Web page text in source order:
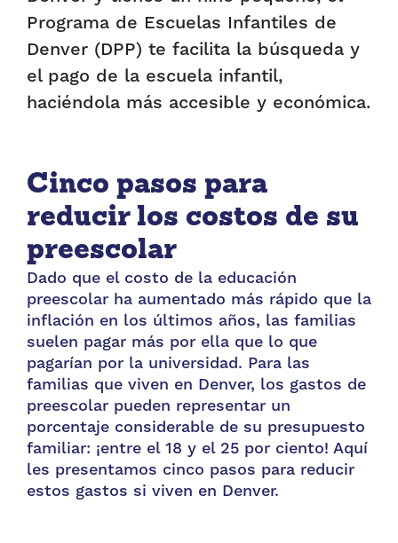
Programa de Escuelas Infantiles de
Denver (DPP) te facilita la búsqueda y
el pago de la escuela infantil,
haciéndola más accesible y económica.
Cinco pasos para
reducir los costos de su
preescolar
Dado que el costo de la educación
preescolar ha aumentado más rápido que la
inflación en los últimos años, las familias
suelen pagar más por ella que lo que
pagarían por la universidad. Para las
familias que viven en Denver, los gastos de
preescolar pueden representar un
porcentaje considerable de su presupuesto
familiar: ¡entre el 18 y el 25 por ciento! Aquí
les presentamos cinco pasos para reducir
estos gastos si viven en Denver.